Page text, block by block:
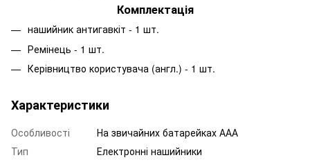
Комплектація
нашийник антигавкіт - 1 шт.
Ремінець - 1 шт.
Керівництво користувача (англ.) - 1 шт.
Характеристики
Особливості
На звичайних батарейках ААА
Тип
Електронні нашийники